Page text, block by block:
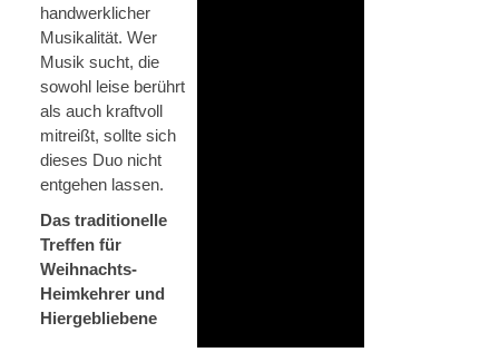
handwerklicher
Musikalität. Wer
Musik sucht, die
sowohl leise berührt
als auch kraftvoll
mitreißt, sollte sich
dieses Duo nicht
entgehen lassen.
Das traditionelle
Treffen für
Weihnachts-
Heimkehrer und
Hiergebliebene